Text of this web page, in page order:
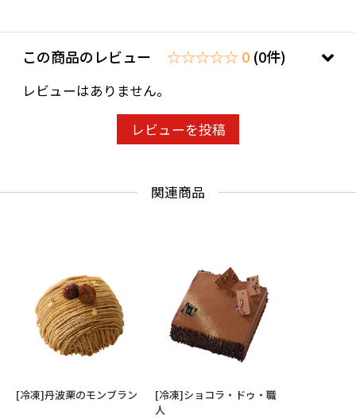
この商品のレビュー ☆☆☆☆☆ 0 (0件)
レビューはありません。
レビューを投稿
関連商品
[冷凍]丹波栗のモンブラン
[冷凍]ショコラ・ドゥ・職
人